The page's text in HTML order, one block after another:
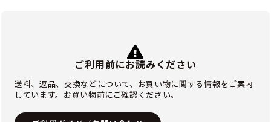
ご利用前にお読みください
送料、返品、交換などについて、お買い物に関する情報をご案内
しています。お買い物前にご確認ください。